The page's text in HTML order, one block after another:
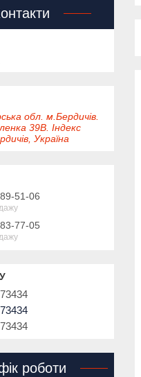
обл. м.Бердичів.
39В. Індекс
Україна
51-06
77-05
роботи